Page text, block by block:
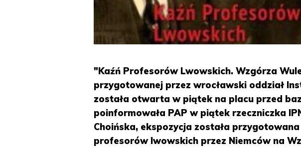
"Kaźń Profesorów Lwowskich. Wzgórza
przygotowanej przez wrocławski oddział
została otwarta w piątek na placu przed
poinformowała PAP w piątek rzeczniczka
Choińska, ekspozycja została
profesorów lwowskich przez Niemców na